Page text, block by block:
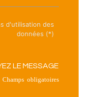
d'utilisation des
données (*)
LE MESSAGE
obligatoires